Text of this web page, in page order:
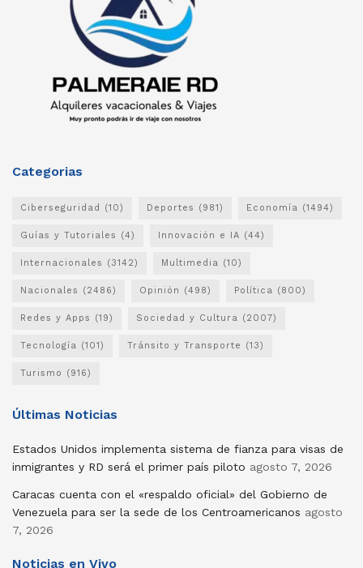
Categorias
Ciberseguridad (10) Deportes (981) Economía (1494)
Guías y Tutoriales (4) Innovación e IA (44)
Internacionales (3142) Multimedia (10)
Nacionales (2486) Opinión (498) Política (800)
Redes y Apps (19) Sociedad y Cultura (2007)
Tecnología (101) Tránsito y Transporte (13)
Turismo (916)
Últimas Noticias
Estados Unidos implementa sistema de fianza para visas de
inmigrantes y RD será el primer país piloto agosto 7, 2026
Caracas cuenta con el «respaldo oficial» del Gobierno de
Venezuela para ser la sede de los Centroamericanos agosto
7, 2026
Noticias en Vivo